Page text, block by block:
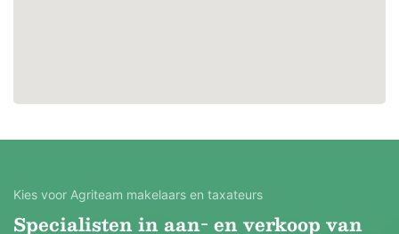
Kies voor Agriteam makelaars en taxateurs
Specialisten in aan- en verkoop van